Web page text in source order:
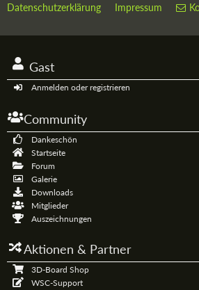
Datenschutzerklärung Impressum
Gast
Anmelden oder registrieren
Community
Dankeschön
Startseite
Forum
Galerie
Downloads
Mitglieder
Auszeichnungen
Aktionen & Partner
3D-Board Shop
WSC-Support